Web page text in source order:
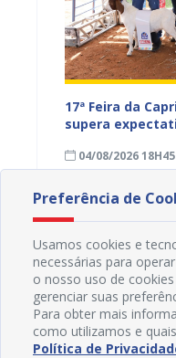
17ª Feira da
supera
04/08/2026 18H45
Preferência de
Usamos cookies e
necessárias para
o nosso uso de
gerenciar suas
Para obter mais
como utilizamos e
Política de